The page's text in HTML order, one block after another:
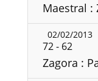
Maestral :
02/02/2013
72- 62
Zagora :